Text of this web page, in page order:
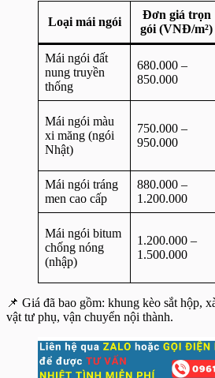
Loại mái ngói
Đơn giá trọn
gói (VNĐ/m²)
Mái ngói đất
nung truyền
thống
680.000 –
850.000
Mái ngói màu
xi măng (ngói
Nhật)
750.000 –
950.000
Mái ngói tráng
men cao cấp
880.000 –
1.200.000
Mái ngói bitum
chống nóng
(nhập)
1.200.000 –
1.500.000
📌 Giá đã bao gồm: khung kèo sắt hộp,
vật tư phụ, vận chuyển nội thành.